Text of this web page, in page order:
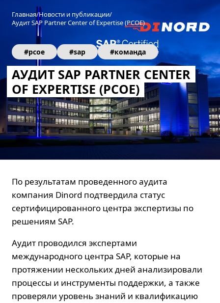
Главная/Новости и публикации/
Аудит SAP Partner Center of Expertise (PCOE)
#pcoe #sap #команда
АУДИТ SAP PARTNER CENTER
OF EXPERTISE (PCOE)
По результатам проведенного аудита
компания Dinord подтвердила статус
сертифицированного центра экспертизы по
решениям SAP.
Аудит проводился экспертами
международного центра SAP, которые на
протяжении нескольких дней анализировали
процессы и инструменты поддержки, а также
проверяли уровень знаний и квалификацию
Контакты